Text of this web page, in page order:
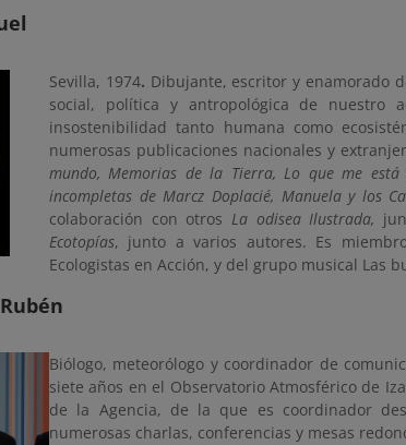
Sevilla, 1974. Dibujante, escritor y enamorado
social, política y antropológica de
insostenibilidad tanto humana como
numerosas publicaciones nacionales y
mundo, Memorias de la Tierra, Lo que me
incompletas de Marcz Doplacié, Manuela y los
colaboración con otros La odisea Ilustrada,
Ecotopías, junto a varios autores. Es
Ecologistas en Acción, y del grupo musical Las
Biólogo, meteorólogo y coordinador de
siete años en el Observatorio Atmosférico de
de la Agencia, de la que es coordinador
numerosas charlas, conferencias y mesas